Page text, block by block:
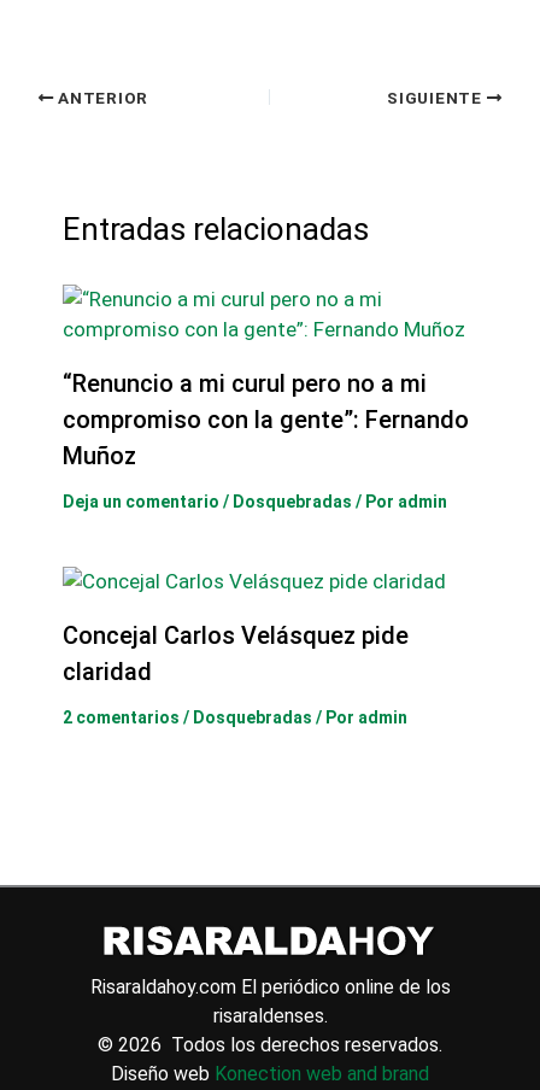
ANTERIOR SIGUIENTE
Entradas relacionadas
“Renuncio a mi curul pero no a mi
compromiso con la gente”: Fernando
Muñoz
Deja un comentario / Dosquebradas / Por admin
Concejal Carlos Velásquez pide
claridad
2 comentarios / Dosquebradas / Por admin
Risaraldahoy.com El periódico online de los
risaraldenses.
© 2026 Todos los derechos reservados.
Diseño web Konection web and brand